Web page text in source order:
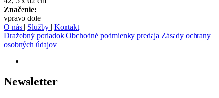
Značenie:
vpravo dole
O nás | Služby | Kontakt
Dražobný poriadok Obchodné podmienky predaja Zásady ochrany
osobných údajov
Newsletter